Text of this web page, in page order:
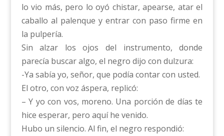
lo vio más, pero lo oyó chistar, apearse, atar el
caballo al palenque y entrar con paso firme en
la pulpería.
Sin alzar los ojos del instrumento, donde
parecía buscar algo, el negro dijo con dulzura:
-Ya sabía yo, señor, que podía contar con usted.
El otro, con voz áspera, replicó:
– Y yo con vos, moreno. Una porción de días te
hice esperar, pero aquí he venido.
Hubo un silencio. Al fin, el negro respondió: